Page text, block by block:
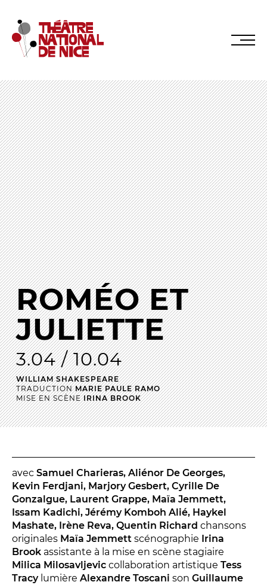
Réservez en ligne
Abonnez-vous en ligne
LE TNN
PRÉSENTATION
Muriel Mayette-Holtz
Le CDN
La Troupe et les élèves de l'ERACM
L’Équipe
Les Partenaires
LA SAISON
TOUTE LA SAISON
Les Spectacles
Les Tournées
LES RENDEZ-VOUS
Conversation intime
Les Procès du samedi
Les Jeudis littéraires
ROMÉO ET
JULIETTE
3.04 / 10.04
WILLIAM SHAKESPEARE
TRADUCTIONMARIE PAULE RAMO
MISE EN SCÈNEIRINA BROOK
avec Samuel Charieras, Aliénor De Georges,
Kevin Ferdjani, Marjory Gesbert, Cyrille De
Gonzalgue, Laurent Grappe, Maïa Jemmett,
Issam Kadichi, Jérémy Komboh Alié, Haykel
Mashate, Irène Reva, Quentin Richard chansons
originales Maïa Jemmett scénographie Irina
Brook assistante à la mise en scène stagiaire
Milica Milosavljevic collaboration artistique Tess
Tracylumière Alexandre Toscani son Guillaume